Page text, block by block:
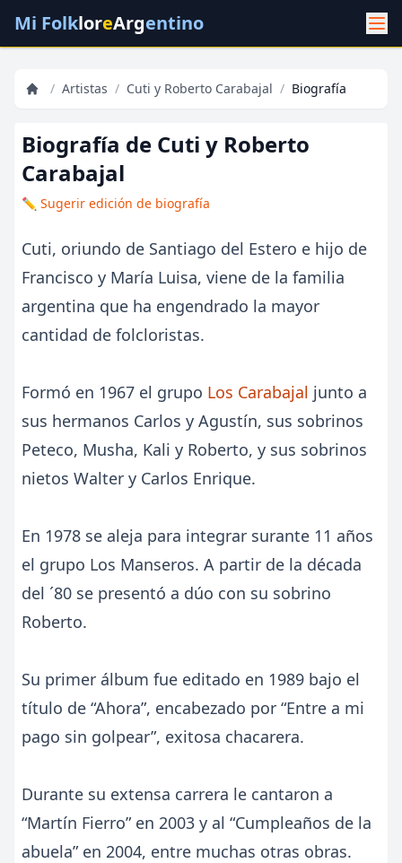
Mi FolkloreArgentino
/ Artistas / Cuti y Roberto Carabajal / Biografía
Biografía de Cuti y Roberto
Carabajal
✏️ Sugerir edición de biografía
Cuti, oriundo de Santiago del Estero e hijo de
Francisco y María Luisa, viene de la familia
argentina que ha engendrado la mayor
cantidad de folcloristas.
Formó en 1967 el grupo Los Carabajal junto a
sus hermanos Carlos y Agustín, sus sobrinos
Peteco, Musha, Kali y Roberto, y sus sobrinos
nietos Walter y Carlos Enrique.
En 1978 se aleja para integrar surante 11 años
el grupo Los Manseros. A partir de la década
del ´80 se presentó a dúo con su sobrino
Roberto.
Su primer álbum fue editado en 1989 bajo el
título de “Ahora”, encabezado por “Entre a mi
pago sin golpear”, exitosa chacarera.
Durante su extensa carrera le cantaron a
“Martín Fierro” en 2003 y al “Cumpleaños de la
abuela” en 2004, entre muchas otras obras.